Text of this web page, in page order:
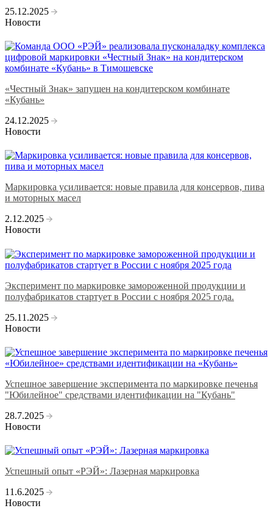
25.12.2025
Новости
«Честный Знак» запущен на кондитерском комбинате
«Кубань»
24.12.2025
Новости
Маркировка усиливается: новые правила для консервов, пива
и моторных масел
2.12.2025
Новости
Эксперимент по маркировке замороженной продукции и
полуфабрикатов стартует в России с ноября 2025 года.
25.11.2025
Новости
Успешное завершение эксперимента по маркировке печенья
"Юбилейное" средствами идентификации на "Кубань"
28.7.2025
Новости
Успешный опыт «РЭЙ»: Лазерная маркировка
11.6.2025
Новости